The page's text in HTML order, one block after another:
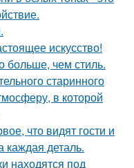
искусство!
больше, чем стиль.
старинного
в которой
что видят гости и
каждая деталь.
находятся под